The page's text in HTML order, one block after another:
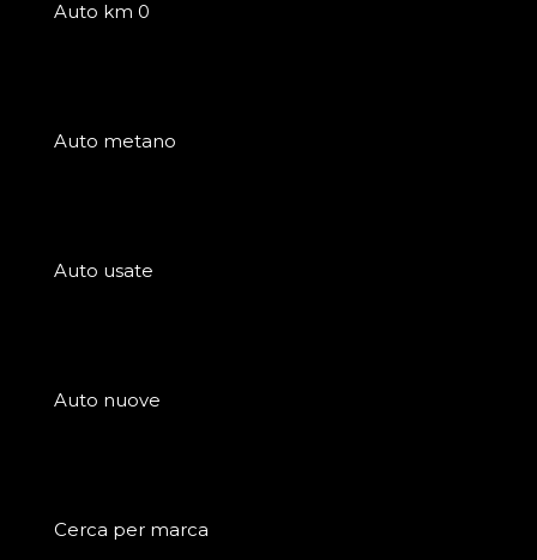
Auto km 0
Auto metano
Auto usate
Auto nuove
Cerca per marca